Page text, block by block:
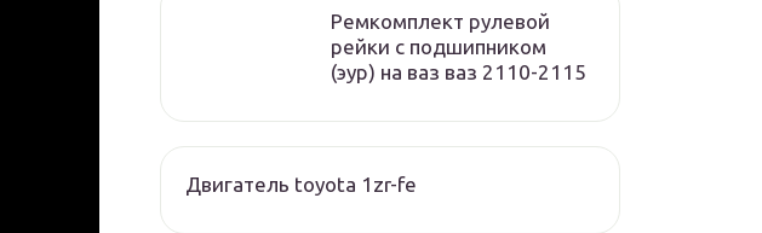
Ремкомплект рулевой
рейки с подшипником
(эур) на ваз ваз 2110-2115
Двигатель toyota 1zr-fe